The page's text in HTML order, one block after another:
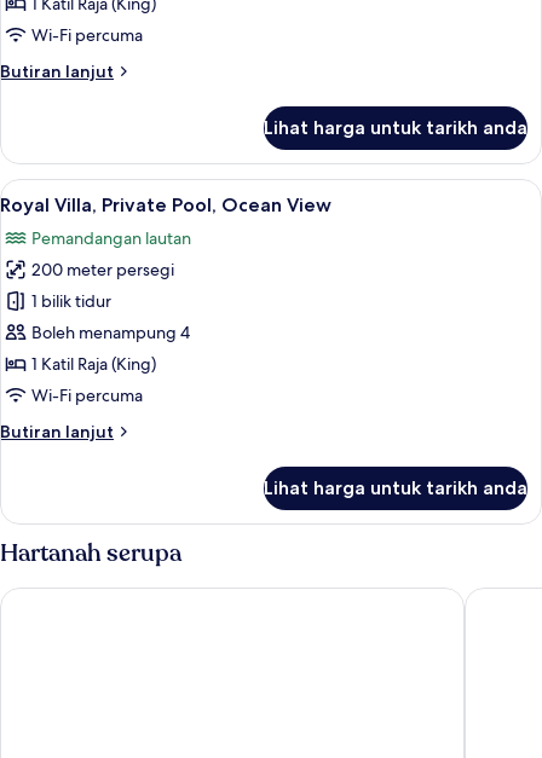
Pool,
Ocean
Wi-Fi percuma
Butiran lanjut
Butiran
Villa,
Private
Pool,
Partial
Ocean
View
Lihat harga untuk tarikh anda
Lihat
semua
foto
untuk
Royal
Villa,
Private
Pool,
View
Royal Villa, Private Pool, Ocean
6
Royal Villa, Private Pool, Ocean View
Pemandangan lautan
200 meter persegi
1 bilik tidur
Boleh menampung 4
1 Katil Raja (King)
Wi-Fi percuma
Butiran lanjut
Butiran
Villa,
Pool,
View
Lihat harga untuk tarikh anda
Hartanah serupa
Hotel Indigo Bali Seminyak Beach by IHG The